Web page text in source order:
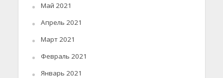
Май 2021
Апрель 2021
Март 2021
Февраль 2021
Январь 2021